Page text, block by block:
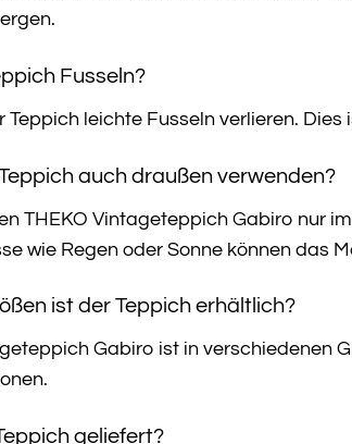
Fusseln?
Teppich leichte Fusseln verlieren.
auch draußen verwenden?
THEKO Vintageteppich Gabiro nur
wie Regen oder Sonne können das
ist der Teppich erhältlich?
Gabiro ist in verschiedenen
geliefert?